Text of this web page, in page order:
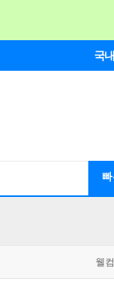
국
웰컴